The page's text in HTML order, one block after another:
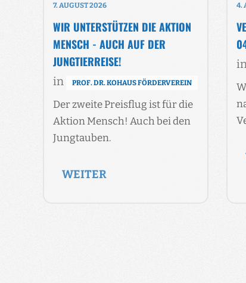
7. AUGUST 2026
WIR UNTERSTÜTZEN DIE AKTION
MENSCH - AUCH AUF DER
JUNGTIERREISE!
in PROF. DR. KOHAUS FÖRDERVEREIN
Der zweite Preisflug ist für die
Aktion Mensch! Auch bei den
Jungtauben.
WEITER
4.